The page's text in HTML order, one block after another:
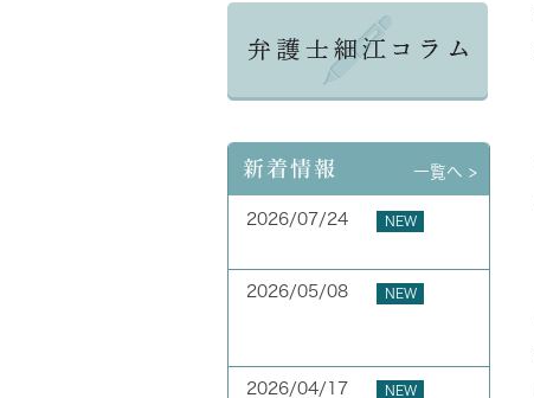
新着情報 一覧へ >
2026/07/24 NEW
2026/05/08 NEW
2026/04/17 NEW